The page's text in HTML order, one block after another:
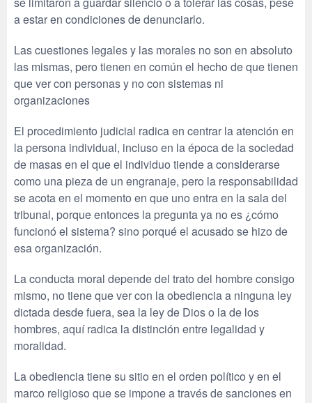
a estar en condiciones de denunciarlo.
Las cuestiones legales y las morales no son en absoluto
las mismas, pero tienen en común el hecho de que tienen
que ver con personas y no con sistemas ni
organizaciones
El procedimiento judicial radica en centrar la atención en
la persona individual, incluso en la época de la sociedad
de masas en el que el individuo tiende a considerarse
como una pieza de un engranaje, pero la responsabilidad
se acota en el momento en que uno entra en la sala del
tribunal, porque entonces la pregunta ya no es ¿cómo
funcionó el sistema? sino porqué el acusado se hizo de
esa organización.
La conducta moral depende del trato del hombre consigo
mismo, no tiene que ver con la obediencia a ninguna ley
dictada desde fuera, sea la ley de Dios o la de los
hombres, aquí radica la distinción entre legalidad y
moralidad.
La obediencia tiene su sitio en el orden político y en el
marco religioso que se impone a través de sanciones en